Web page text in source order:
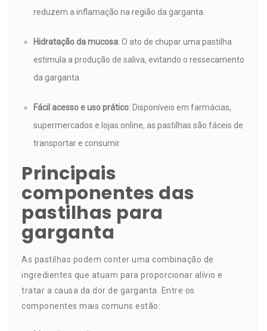
reduzem a inflamação na região da garganta.
Hidratação da mucosa: O ato de chupar uma pastilha
estimula a produção de saliva, evitando o ressecamento
da garganta.
Fácil acesso e uso prático: Disponíveis em farmácias,
supermercados e lojas online, as pastilhas são fáceis de
transportar e consumir.
Principais
componentes das
pastilhas para
garganta
As pastilhas podem conter uma combinação de
ingredientes que atuam para proporcionar alívio e
tratar a causa da dor de garganta. Entre os
componentes mais comuns estão: